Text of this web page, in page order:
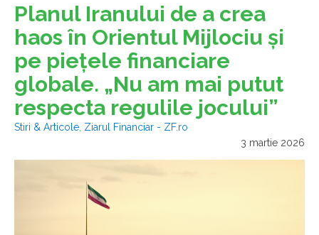
Planul Iranului de a crea
haos în Orientul Mijlociu şi
pe pieţele financiare
globale. „Nu am mai putut
respecta regulile jocului”
Stiri & Articole Ziarul Financiar - ZF.ro
3 martie 2026